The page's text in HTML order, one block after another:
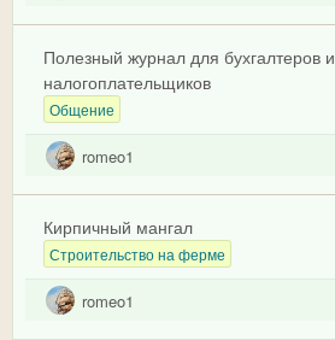
Полезный журнал для бухгалтеров и
налогоплательщиков
Общение
romeo1
Кирпичный мангал
Строительство на ферме
romeo1